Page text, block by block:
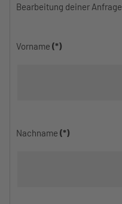
Bearbeitung deiner
Vorname (*)
Nachname (*)